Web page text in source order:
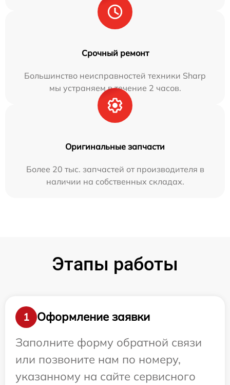
Срочный ремонт
Большинство неисправностей техники Sharp
мы устраняем в течение 2 часов.
Оригинальные запчасти
Более 20 тыс. запчастей от производителя в
наличии на собственных складах.
Этапы работы
1
Оформление заявки
Заполните форму обратной связи
или позвоните нам по номеру,
указанному на сайте сервисного